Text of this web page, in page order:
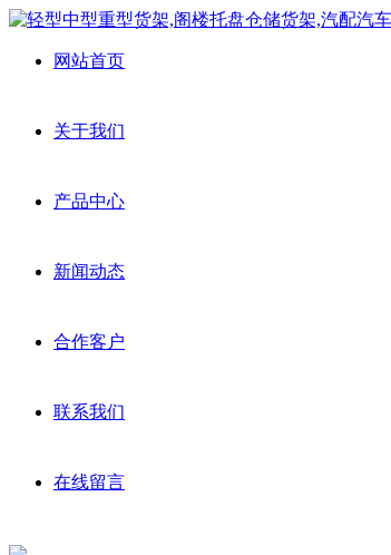
网站首页
关于我们
产品中心
新闻动态
合作客户
联系我们
在线留言